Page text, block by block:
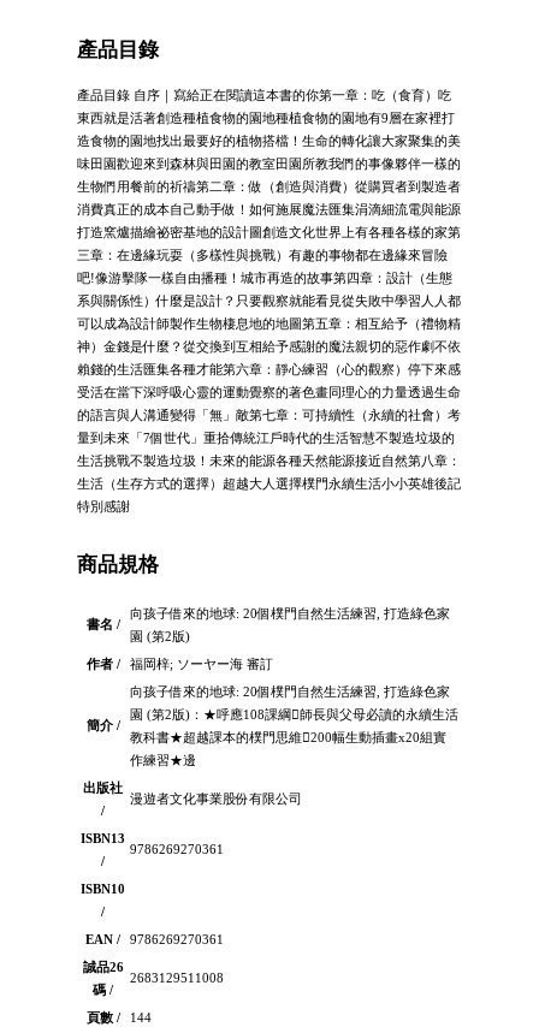
產品目錄
產品目錄 自序｜寫給正在閱讀這本書的你第一章：吃（食育）吃
東西就是活著創造種植食物的園地種植食物的園地有9層在家裡打
造食物的園地找出最要好的植物搭檔！生命的轉化讓大家聚集的美
味田園歡迎來到森林與田園的教室田園所教我們的事像夥伴一樣的
生物們用餐前的祈禱第二章：做（創造與消費）從購買者到製造者
消費真正的成本自己動手做！如何施展魔法匯集涓滴細流電與能源
打造窯爐描繪祕密基地的設計圖創造文化世界上有各種各樣的家第
三章：在邊緣玩耍（多樣性與挑戰）有趣的事物都在邊緣來冒險
吧!像游擊隊一樣自由播種！城市再造的故事第四章：設計（生態
系與關係性）什麼是設計？只要觀察就能看見從失敗中學習人人都
可以成為設計師製作生物棲息地的地圖第五章：相互給予（禮物精
神）金錢是什麼？從交換到互相給予感謝的魔法親切的惡作劇不依
賴錢的生活匯集各種才能第六章：靜心練習（心的觀察）停下來感
受活在當下深呼吸心靈的運動覺察的著色畫同理心的力量透過生命
的語言與人溝通變得「無」敵第七章：可持續性（永續的社會）考
量到未來「7個世代」重拾傳統江戶時代的生活智慧不製造垃圾的
生活挑戰不製造垃圾！未來的能源各種天然能源接近自然第八章：
生活（生存方式的選擇）超越大人選擇樸門永續生活小小英雄後記
特別感謝
商品規格
書名 /
向孩子借來的地球: 20個樸門自然生活練習, 打造綠色家
園 (第2版)
作者 /
福岡梓; ソーヤー海 審訂
簡介 /
向孩子借來的地球: 20個樸門自然生活練習, 打造綠色家
園 (第2版)：★呼應108課綱師長與父母必讀的永續生活
教科書★超越課本的樸門思維200幅生動插畫x20組實
作練習★邊
出版社
/
漫遊者文化事業股份有限公司
ISBN13
/
9786269270361
ISBN10
/
EAN /
9786269270361
誠品26
碼 /
2683129511008
頁數 /
144